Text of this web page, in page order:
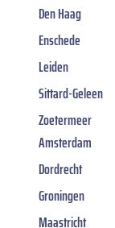
Den Haag
Enschede
Leiden
Sittard-Geleen
Zoetermeer
Amsterdam
Dordrecht
Groningen
Maastricht